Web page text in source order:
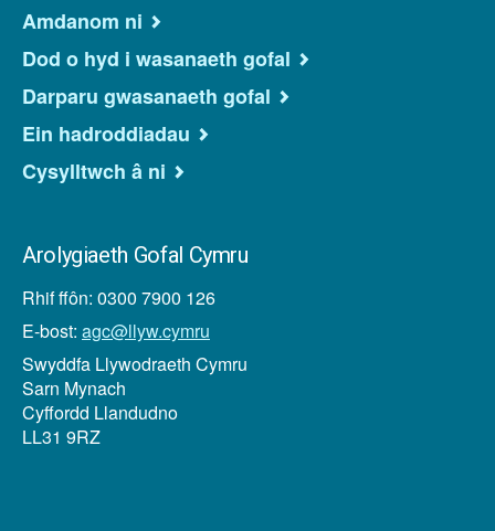
Amdanom ni
Dod o hyd i wasanaeth gofal
Darparu gwasanaeth gofal
Ein hadroddiadau
Cysylltwch â ni
Arolygiaeth Gofal Cymru
Rhif ffôn: 0300 7900 126
E-bost: agc@llyw.cymru
Swyddfa Llywodraeth Cymru
Sarn Mynach
Cyffordd Llandudno
LL31 9RZ